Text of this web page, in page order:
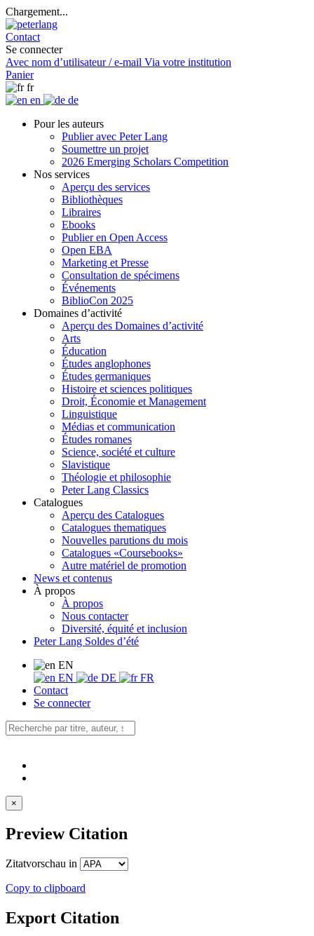
Chargement...
Contact
Se connecter
Avec nom d’utilisateur / e-mail Via votre institution
Panier
fr
en
de
Pour les auteurs
Publier avec Peter Lang
Soumettre un projet
2026 Emerging Scholars Competition
Nos services
Aperçu des services
Bibliothèques
Libraires
Ebooks
Publier en Open Access
Open EBA
Marketing et Presse
Consultation de spécimens
Événements
BiblioCon 2025
Domaines d’activité
Aperçu des Domaines d’activité
Arts
Éducation
Études anglophones
Études germaniques
Histoire et sciences politiques
Droit, Économie et Management
Linguistique
Médias et communication
Études romanes
Science, société et culture
Slavistique
Théologie et philosophie
Peter Lang Classics
Catalogues
Aperçu des Catalogues
Catalogues thematiques
Nouvelles parutions du mois
Catalogues «Coursebooks»
Autre matériel de promotion
News et contenus
À propos
À propos
Nous contacter
Diversité, équité et inclusion
Peter Lang Soldes d’été
EN
EN
DE
FR
Contact
Se connecter
×
Preview Citation
Zitatvorschau in
Copy to clipboard
Export Citation